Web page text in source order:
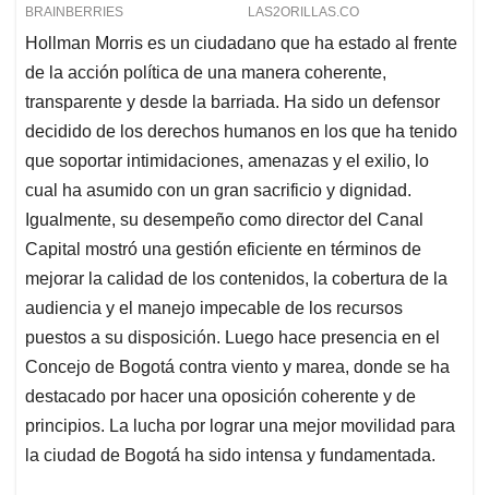
Hollman Morris es un ciudadano que ha estado al frente
de la acción política de una manera coherente,
transparente y desde la barriada. Ha sido un defensor
decidido de los derechos humanos en los que ha tenido
que soportar intimidaciones, amenazas y el exilio, lo
cual ha asumido con un gran sacrificio y dignidad.
Igualmente, su desempeño como director del Canal
Capital mostró una gestión eficiente en términos de
mejorar la calidad de los contenidos, la cobertura de la
audiencia y el manejo impecable de los recursos
puestos a su disposición. Luego hace presencia en el
Concejo de Bogotá contra viento y marea, donde se ha
destacado por hacer una oposición coherente y de
principios. La lucha por lograr una mejor movilidad para
la ciudad de Bogotá ha sido intensa y fundamentada.